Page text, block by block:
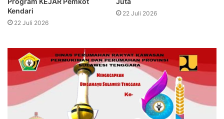
Kendari
22 Juli 2026
22 Juli 2026